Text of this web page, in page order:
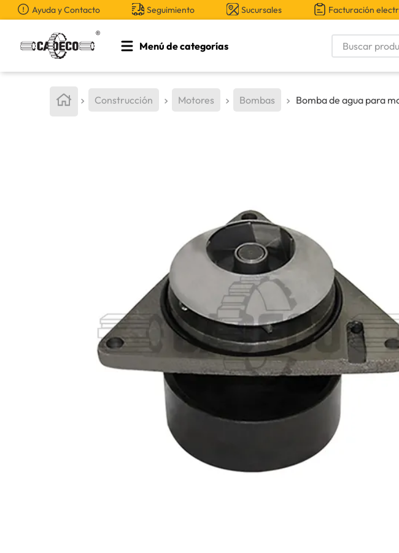
Ayuda y Contacto Seguimiento Sucursales Facturación
Menú de categorías
Buscar
Construcción Motores Bombas Bomba de agua para
TÉRMINOS MÁS BUSCADOS
anticongelante